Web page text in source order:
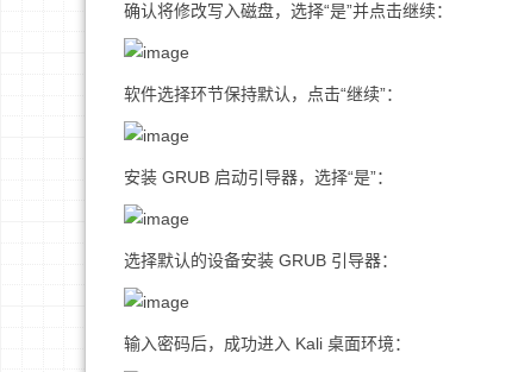
确认将修改写入磁盘，选择“是”并点击继续：
软件选择环节保持默认，点击“继续”：
安装 GRUB 启动引导器，选择“是”：
选择默认的设备安装 GRUB 引导器：
输入密码后，成功进入 Kali 桌面环境：